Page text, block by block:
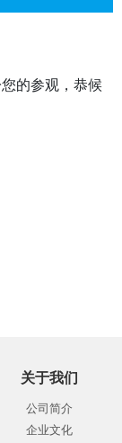
的参观，恭候
关于我们
公司简介
企业文化